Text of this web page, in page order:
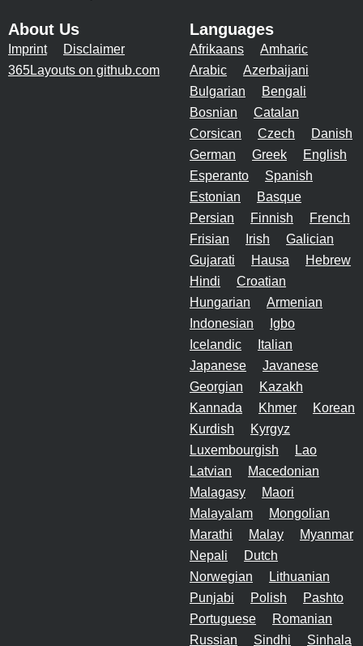
About Us
Imprint
Disclaimer
365Layouts on github.com
Languages
Afrikaans
Amharic
Arabic
Azerbaijani
Bulgarian
Bengali
Bosnian
Catalan
Corsican
Czech
Danish
German
Greek
English
Esperanto
Spanish
Estonian
Basque
Persian
Finnish
French
Frisian
Irish
Galician
Gujarati
Hausa
Hebrew
Hindi
Croatian
Hungarian
Armenian
Indonesian
Igbo
Icelandic
Italian
Japanese
Javanese
Georgian
Kazakh
Kannada
Khmer
Korean
Kurdish
Kyrgyz
Luxembourgish
Lao
Latvian
Macedonian
Malagasy
Maori
Malayalam
Mongolian
Marathi
Malay
Myanmar
Nepali
Dutch
Norwegian
Lithuanian
Punjabi
Polish
Pashto
Portuguese
Romanian
Russian
Sindhi Sinhala